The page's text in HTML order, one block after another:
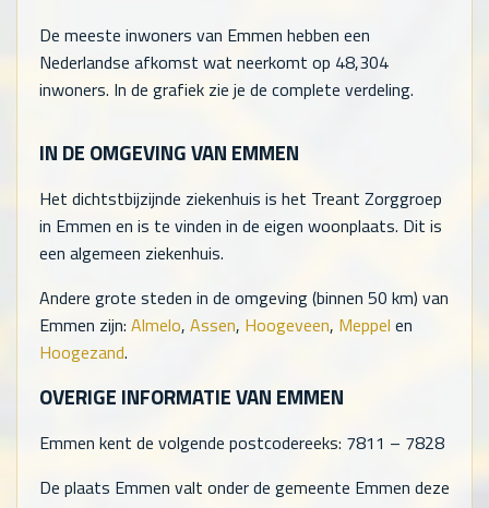
De meeste inwoners van Emmen hebben een
Nederlandse afkomst wat neerkomt op 48,304
inwoners. In de grafiek zie je de complete verdeling.
IN DE OMGEVING VAN EMMEN
Het dichtstbijzijnde ziekenhuis is het Treant Zorggroep
in Emmen en is te vinden in de eigen woonplaats. Dit is
een algemeen ziekenhuis.
Andere grote steden in de omgeving (binnen 50 km) van
Emmen zijn: Almelo, Assen, Hoogeveen, Meppel en
Hoogezand.
OVERIGE INFORMATIE VAN EMMEN
Emmen kent de volgende postcodereeks: 7811 – 7828
De plaats Emmen valt onder de gemeente Emmen deze